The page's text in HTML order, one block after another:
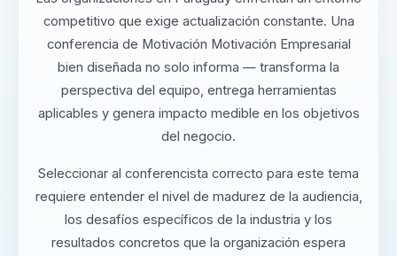
competitivo que exige actualización constante. Una
conferencia de Motivación Motivación Empresarial
bien diseñada no solo informa — transforma la
perspectiva del equipo, entrega herramientas
aplicables y genera impacto medible en los objetivos
del negocio.
Seleccionar al conferencista correcto para este tema
requiere entender el nivel de madurez de la audiencia,
los desafíos específicos de la industria y los
resultados concretos que la organización espera